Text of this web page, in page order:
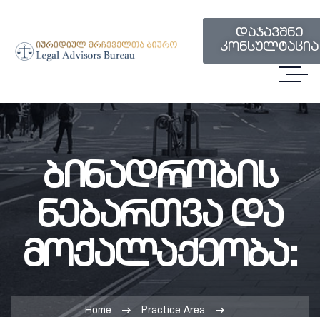
დაჯავშნე
კონსულტაცია
Ბინადრობის
Ნებართვა Და
Მოქალაქეობა:
Home
Practice Area